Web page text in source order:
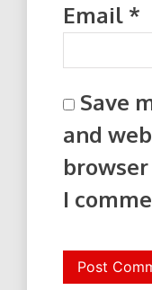
Email *
Save
and
I